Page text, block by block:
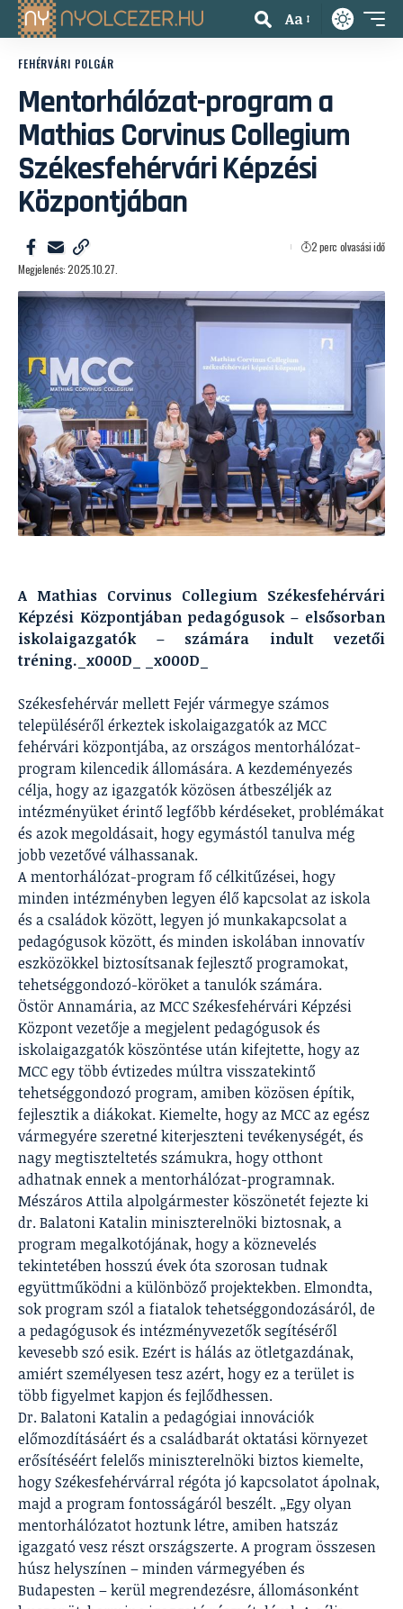
Aa
FEHÉRVÁRI POLGÁR
Mentorhálózat-program a
Mathias Corvinus Collegium
Székesfehérvári Képzési
Központjában
Megjelenés: 2025.10.27.
2 perc olvasási idő
A Mathias Corvinus Collegium Székesfehérvári
Képzési Központjában pedagógusok – elsősorban
iskolaigazgatók – számára indult vezetői
tréning._x000D_ _x000D_
Székesfehérvár mellett Fejér vármegye számos
településéről érkeztek iskolaigazgatók az MCC
fehérvári központjába, az országos mentorhálózat-
program kilencedik állomására. A kezdeményezés
célja, hogy az igazgatók közösen átbeszéljék az
intézményüket érintő legfőbb kérdéseket, problémákat
és azok megoldásait, hogy egymástól tanulva még
jobb vezetővé válhassanak.
A mentorhálózat-program fő célkitűzései, hogy
minden intézményben legyen élő kapcsolat az iskola
és a családok között, legyen jó munkakapcsolat a
pedagógusok között, és minden iskolában innovatív
eszközökkel biztosítsanak fejlesztő programokat,
tehetséggondozó-köröket a tanulók számára.
Östör Annamária, az MCC Székesfehérvári Képzési
Központ vezetője a megjelent pedagógusok és
iskolaigazgatók köszöntése után kifejtette, hogy az
MCC egy több évtizedes múltra visszatekintő
tehetséggondozó program, amiben közösen építik,
fejlesztik a diákokat. Kiemelte, hogy az MCC az egész
vármegyére szeretné kiterjeszteni tevékenységét, és
nagy megtiszteltetés számukra, hogy otthont
adhatnak ennek a mentorhálózat-programnak.
Mészáros Attila alpolgármester köszönetét fejezte ki
dr. Balatoni Katalin miniszterelnöki biztosnak, a
program megalkotójának, hogy a köznevelés
tekintetében hosszú évek óta szorosan tudnak
együttműködni a különböző projektekben. Elmondta,
sok program szól a fiatalok tehetséggondozásáról, de
a pedagógusok és intézményvezetők segítéséről
kevesebb szó esik. Ezért is hálás az ötletgazdának,
amiért személyesen tesz azért, hogy ez a terület is
több figyelmet kapjon és fejlődhessen.
Dr. Balatoni Katalin a pedagógiai innovációk
előmozdításáért és a családbarát oktatási környezet
erősítéséért felelős miniszterelnöki biztos kiemelte,
hogy Székesfehérvárral régóta jó kapcsolatot ápolnak,
majd a program fontosságáról beszélt. „Egy olyan
mentorhálózatot hoztunk létre, amiben hatszáz
igazgató vesz részt országszerte. A program összesen
húsz helyszínen – minden vármegyében és
Budapesten – kerül megrendezésre, állomásonként